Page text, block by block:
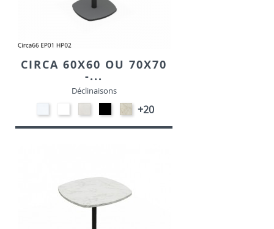
CIRCA 60X60 OU 70X70
-...
Déclinaisons
HP90
-
BLANC
STRATIFIE
HP93
-
EP01
-
NOIR
STRATIFIE
HP98
-
+20